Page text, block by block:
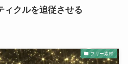
クルを追従させる
フリー素材